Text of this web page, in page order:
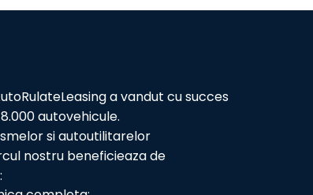
a vandut cu succes
autovehicule.
si autoutilitarelor
nostru beneficieaza de